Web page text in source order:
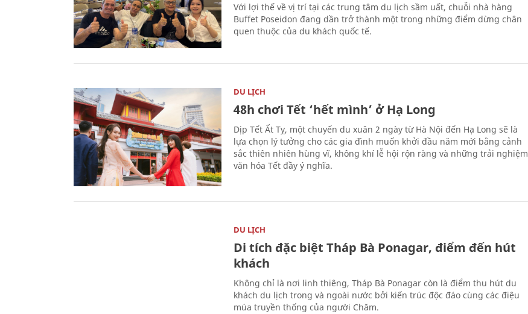
Với lợi thế về vị trí tại các trung tâm du lịch sầm uất, chuỗi nhà hàng
Buffet Poseidon đang dần trở thành một trong những điểm dừng chân
quen thuộc của du khách quốc tế.
DU LỊCH
48h chơi Tết ‘hết mình’ ở Hạ Long
Dịp Tết Ất Tỵ, một chuyến du xuân 2 ngày từ Hà Nội đến Hạ Long sẽ là
lựa chọn lý tưởng cho các gia đình muốn khởi đầu năm mới bằng cảnh
sắc thiên nhiên hùng vĩ, không khí lễ hội rộn ràng và những trải nghiệm
văn hóa Tết đầy ý nghĩa.
DU LỊCH
Di tích đặc biệt Tháp Bà Ponagar, điểm đến hút
khách
Không chỉ là nơi linh thiêng, Tháp Bà Ponagar còn là điểm thu hút du
khách du lịch trong và ngoài nước bởi kiến trúc độc đáo cùng các điệu
múa truyền thống của người Chăm.